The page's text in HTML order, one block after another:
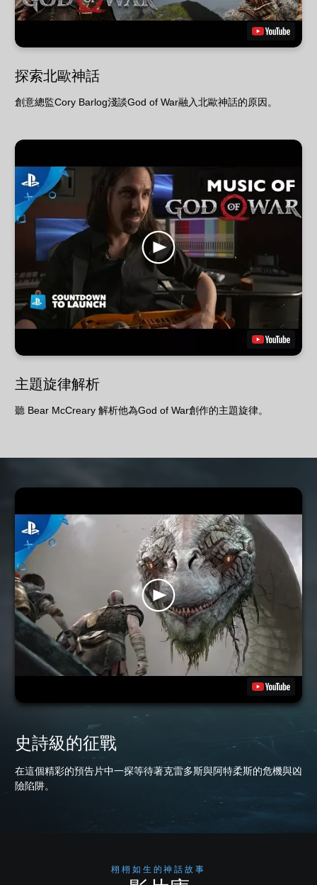
探索北歐神話
創意總監Cory Barlog淺談God of War融入北歐神話的原因。
主題旋律解析
聽 Bear McCreary 解析他為God of War創作的主題旋律。
史詩級的征戰
在這個精彩的預告片中一探等待著克雷多斯與阿特柔斯的危機與凶
險陷阱。
栩栩如生的神話故事